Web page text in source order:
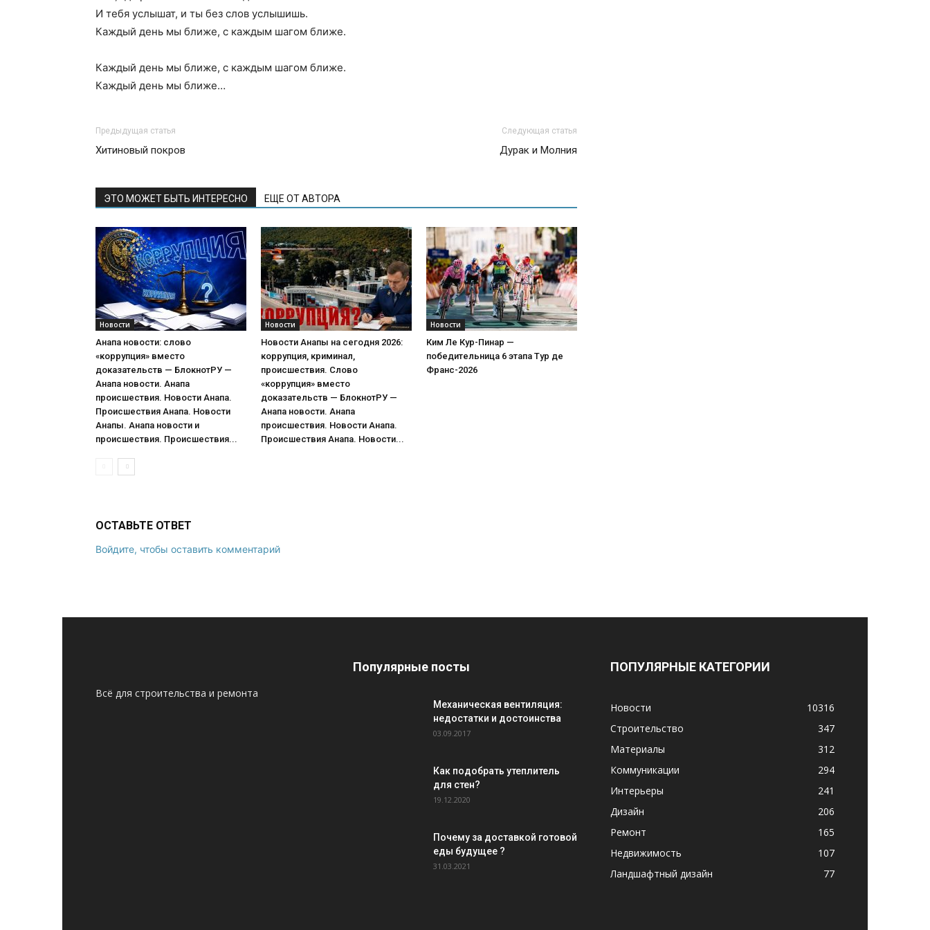
И тебя услышат, и ты без слов услышишь.
Каждый день мы ближе, с каждым шагом ближе.
Каждый день мы ближе, с каждым шагом ближе.
Каждый день мы ближе…
Предыдущая статья
Хитиновый покров
Следующая статья
Дурак и Молния
ЭТО МОЖЕТ БЫТЬ ИНТЕРЕСНО ЕЩЕ ОТ АВТОРА
Новости
Анапа новости: слово
«коррупция» вместо
доказательств — БлокнотРУ —
Анапа новости. Анапа
происшествия. Новости Анапа.
Происшествия Анапа. Новости
Анапы. Анапа новости и
происшествия. Происшествия...
Новости
Новости Анапы на сегодня 2026:
коррупция, криминал,
происшествия. Слово
«коррупция» вместо
доказательств — БлокнотРУ —
Анапа новости. Анапа
происшествия. Новости Анапа.
Происшествия Анапа. Новости...
Новости
Ким Ле Кур-Пинар —
победительница 6 этапа Тур де
Франс-2026
ОСТАВЬТЕ ОТВЕТ
Войдите, чтобы оставить комментарий
Всё для строительства и ремонта
Популярные посты
Механическая вентиляция:
недостатки и достоинства
03.09.2017
Как подобрать утеплитель
для стен?
19.12.2020
Почему за доставкой готовой
еды будущее ?
31.03.2021
ПОПУЛЯРНЫЕ КАТЕГОРИИ
Новости
10316
Строительство
347
Материалы
312
Коммуникации
294
Интерьеры
241
Дизайн
206
Ремонт
165
Недвижимость
107
Ландшафтный дизайн
77